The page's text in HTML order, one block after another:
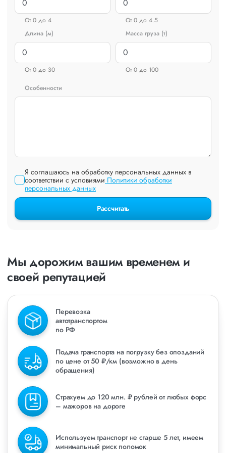
От 0 до 4
От 0 до 4.5
Длина (м)
От 0 до 30
Масса груза (т)
От 0 до 100
Особенности
Я соглашаюсь на обработку персональных данных в
соответствии с условиями Политики обработки
персональных данных
Рассчитать
Мы дорожим вашим временем и
своей репутацией
Перевозка
автотранспортом
по РФ
Подача транспорта на погрузку без опозданий
по цене от 50 ₽/км (возможно в день
обращения)
Страхуем до 120 млн. ₽ рублей от любых форс
– мажоров на дороге
Используем транспорт не старше 5 лет, имеем
минимальный риск поломок